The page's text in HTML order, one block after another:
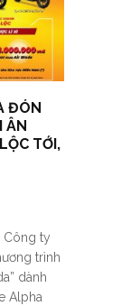
ĐÓN
ÂN
TỚI,
Công ty
trình
dành
Alpha